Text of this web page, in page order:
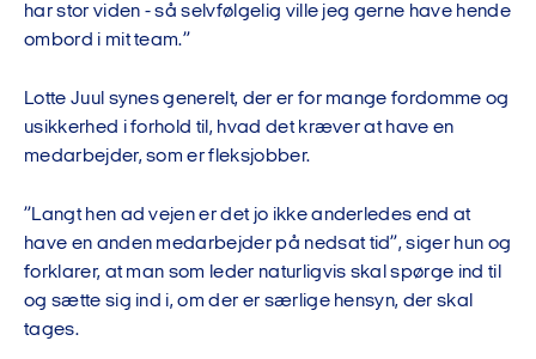
har stor viden - så selvfølgelig ville jeg gerne have hende
ombord i mit team.”
Lotte Juul synes generelt, der er for mange fordomme og
usikkerhed i forhold til, hvad det kræver at have en
medarbejder, som er fleksjobber.
”Langt hen ad vejen er det jo ikke anderledes end at
have en anden medarbejder på nedsat tid”, siger hun og
forklarer, at man som leder naturligvis skal spørge ind til
og sætte sig ind i, om der er særlige hensyn, der skal
tages.